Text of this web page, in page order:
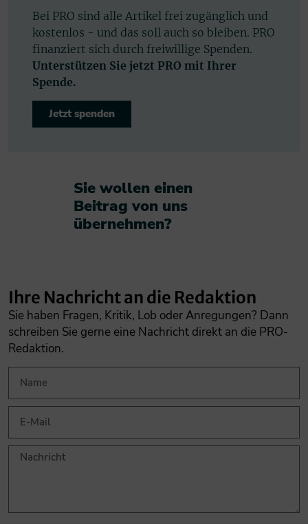
Bei PRO sind alle Artikel frei zugänglich und
kostenlos - und das soll auch so bleiben. PRO
finanziert sich durch freiwillige Spenden.
Unterstützen Sie jetzt PRO mit Ihrer
Spende.
Jetzt spenden
Sie wollen einen
Beitrag von uns
übernehmen?​
Ihre Nachricht an die Redaktion
Sie haben Fragen, Kritik, Lob oder Anregungen? Dann
schreiben Sie gerne eine Nachricht direkt an die PRO-
Redaktion.